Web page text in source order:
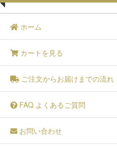
ホーム
カートを見る
ご注文からお届けまでの流れ
FAQ よくあるご質問
お問い合わせ